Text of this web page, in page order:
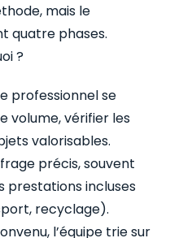
mais le
quatre phases.
?
professionnel se
volume, vérifier les
valorisables.
précis, souvent
prestations incluses
recyclage).
l’équipe trie sur